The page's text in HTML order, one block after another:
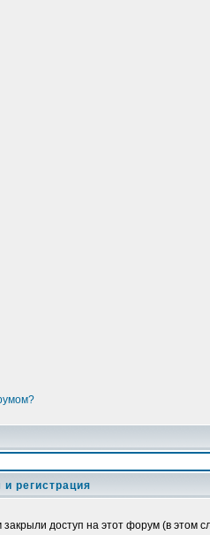
регистрация
доступ на этот форум (в этом